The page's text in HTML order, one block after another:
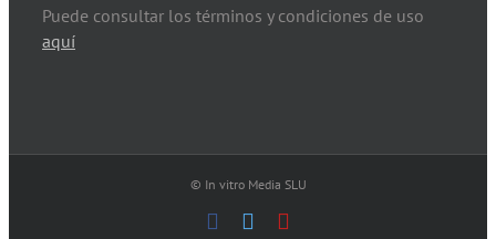
Puede consultar los términos y condiciones de uso
aquí
© In vitro Media SLU
Facebook
Twitter